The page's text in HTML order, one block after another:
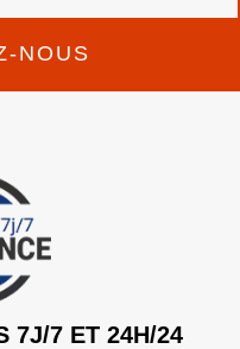
NOUS
7J/7 ET 24H/24